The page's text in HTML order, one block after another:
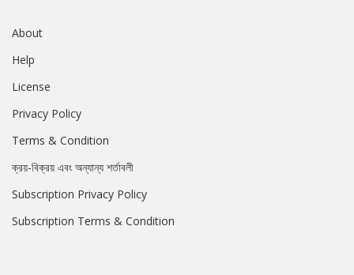
About
Help
License
Privacy Policy
Terms & Condition
ক্রয়-বিক্রয় এবং অন্যান্য শর্তাবলী
Subscription Privacy Policy
Subscription Terms & Condition